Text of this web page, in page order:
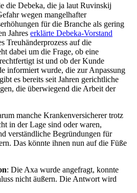
die Debeka, die ja laut Ruvinskij
wegen mangelhafter
für die Branche als gering
Jahres erklärte Debeka-Vorstand
Treuhänderprozess auf die
dabei um die Frage, ob eine
ist und ob der Kunde
informiert wurde, die zur Anpassung
es bereits seit Jahren gerichtliche
die überwiegend die Arbeit der
manche Krankenversicherer trotz
in der Lage sind oder waren,
verständliche Begründungen für
Das könnte ihnen nun auf die Füße
: Die Axa wurde angefragt, konnte
nicht äußern. Die Antwort wird